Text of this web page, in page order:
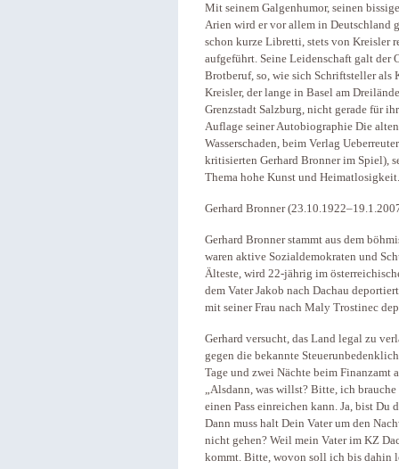
Mit seinem Galgenhumor, seinen
Arien wird er vor allem in Deutschland
schon kurze Libretti, stets von Kreisler
aufgeführt. Seine Leidenschaft galt der
Brotberuf, so, wie sich Schriftsteller als
Kreisler, der lange in Basel am
Grenzstadt Salzburg, nicht gerade für
Auflage seiner Autobiographie Die
Wasserschaden, beim Verlag
kritisierten Gerhard Bronner im Spiel),
Thema hohe Kunst und
Gerhard Bronner
Gerhard Bronner stammt aus dem
waren aktive Sozialdemokraten und
Älteste, wird 22-jährig im
dem Vater Jakob nach Dachau
mit seiner Frau nach Maly Trostinec
Gerhard versucht, das Land legal zu
gegen die bekannte
Tage und zwei Nächte beim Finanzamt
„Alsdann, was willst? Bitte, ich
einen Pass einreichen kann. Ja, bist
Dann muss halt Dein Vater um den
nicht gehen? Weil mein Vater im KZ
kommt. Bitte, wovon soll ich bis dahin